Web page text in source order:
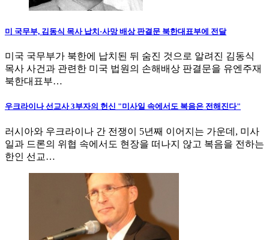
미 국무부, 김동식 목사 납치·사망 배상 판결문 북한대표부에 전달
미국 국무부가 북한에 납치된 뒤 숨진 것으로 알려진 김동식
목사 사건과 관련한 미국 법원의 손해배상 판결문을 유엔주재
북한대표부…
우크라이나 선교사 3부자의 헌신 "미사일 속에서도 복음은 전해진다"
러시아와 우크라이나 간 전쟁이 5년째 이어지는 가운데, 미사
일과 드론의 위협 속에서도 현장을 떠나지 않고 복음을 전하는
한인 선교…